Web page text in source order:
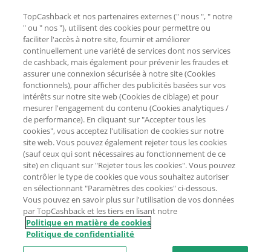
TopCashback et nos partenaires externes (" nous ", " notre
" ou " nos "), utilisent des cookies pour permettre ou
faciliter l'accès à notre site, fournir et améliorer
continuellement une variété de services dont nos services
de cashback, mais également pour prévenir les fraudes et
assurer une connexion sécurisée à notre site (Cookies
fonctionnels), pour afficher des publicités basées sur vos
intérêts sur notre site web (Cookies de ciblage) et pour
mesurer l'engagement du contenu (Cookies analytiques /
de performance). En cliquant sur "Accepter tous les
cookies", vous acceptez l'utilisation de cookies sur notre
site web. Vous pouvez également rejeter tous les cookies
(sauf ceux qui sont nécessaires au fonctionnement de ce
site) en cliquant sur "Rejeter tous les cookies". Vous pouvez
contrôler le type de cookies que vous souhaitez autoriser
en sélectionnant "Paramètres des cookies" ci-dessous.
Vous pouvez en savoir plus sur l'utilisation de vos données
par TopCashback et les tiers en lisant notre
Politique en matière de cookies
Politique de confidentialité